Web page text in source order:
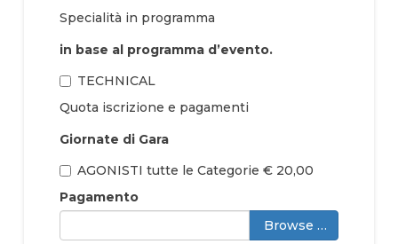
Specialità in programma
in base al programma d’evento.
TECHNICAL
Quota iscrizione e pagamenti
Giornate di Gara
AGONISTI tutte le Categorie € 20,00
Pagamento
Browse …